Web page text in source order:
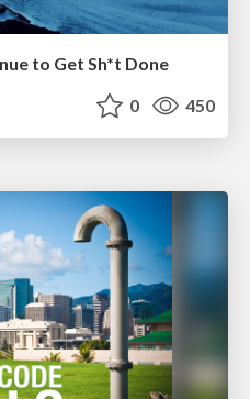
to Get Sh*t Done
0 450